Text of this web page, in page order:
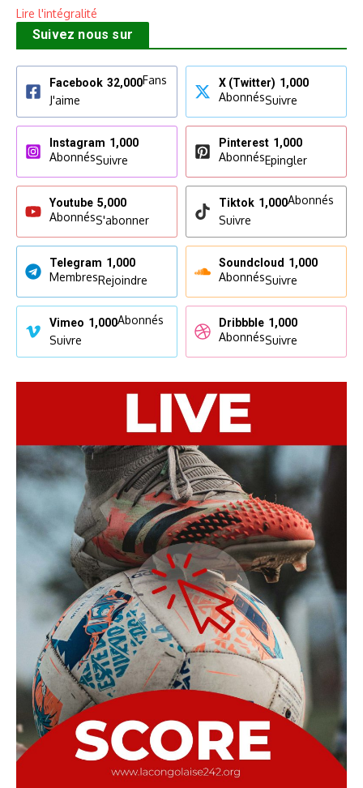
Lire l'intégralité
Suivez nous sur
Facebook 32,000Fans
J'aime
X (Twitter) 1,000
AbonnésSuivre
Instagram 1,000
AbonnésSuivre
Pinterest 1,000
AbonnésEpingler
Youtube 5,000
AbonnésS'abonner
Tiktok 1,000Abonnés
Suivre
Telegram 1,000
MembresRejoindre
Soundcloud 1,000
AbonnésSuivre
Vimeo 1,000Abonnés
Suivre
Dribbble 1,000
AbonnésSuivre